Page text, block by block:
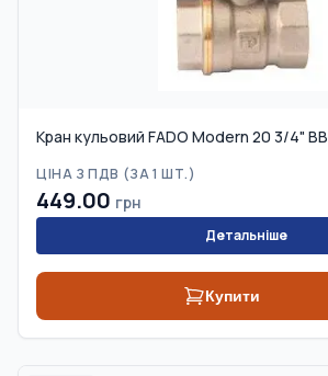
Кран кульовий FADO Modern 20 3/4" ВВ
ЦІНА З ПДВ (ЗА 1 ШТ.)
449.00 грн
Детальніше
Купити